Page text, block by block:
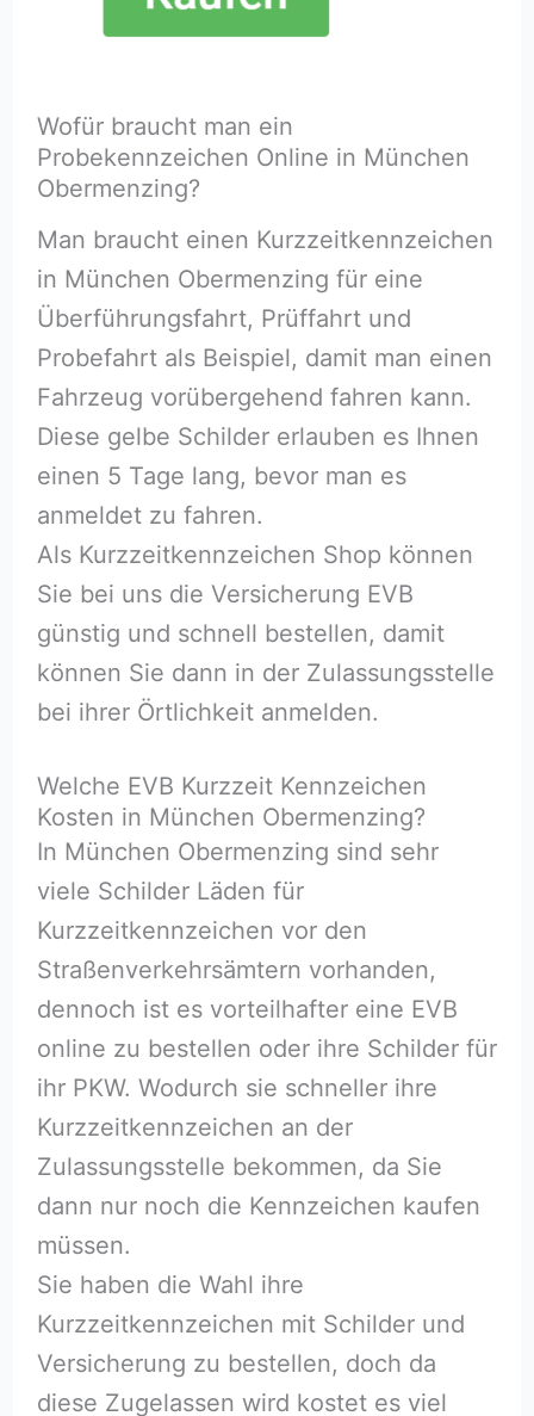
Wofür braucht man ein
Probekennzeichen Online in München
Obermenzing?
Man braucht einen Kurzzeitkennzeichen
in München Obermenzing für eine
Überführungsfahrt, Prüffahrt und
Probefahrt als Beispiel, damit man einen
Fahrzeug vorübergehend fahren kann.
Diese gelbe Schilder erlauben es Ihnen
einen 5 Tage lang, bevor man es
anmeldet zu fahren.
Als Kurzzeitkennzeichen Shop können
Sie bei uns die Versicherung EVB
günstig und schnell bestellen, damit
können Sie dann in der Zulassungsstelle
bei ihrer Örtlichkeit anmelden.
Welche EVB Kurzzeit Kennzeichen
Kosten in München Obermenzing?
In München Obermenzing sind sehr
viele Schilder Läden für
Kurzzeitkennzeichen vor den
Straßenverkehrsämtern vorhanden,
dennoch ist es vorteilhafter eine EVB
online zu bestellen oder ihre Schilder für
ihr PKW. Wodurch sie schneller ihre
Kurzzeitkennzeichen an der
Zulassungsstelle bekommen, da Sie
dann nur noch die Kennzeichen kaufen
müssen.
Sie haben die Wahl ihre
Kurzzeitkennzeichen mit Schilder und
Versicherung zu bestellen, doch da
diese Zugelassen wird kostet es viel